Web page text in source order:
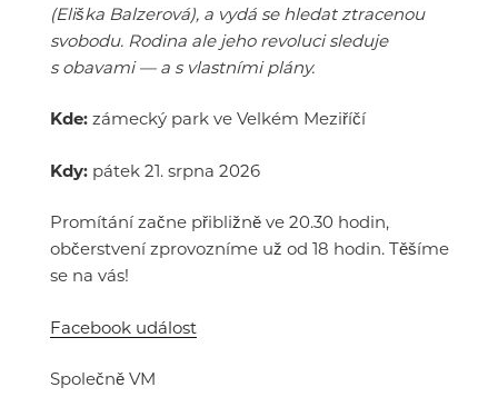
(Eliška Balzerová), a vydá se hledat ztracenou
svobodu. Rodina ale jeho revoluci sleduje
s obavami — a s vlastními plány.
Kde: zámecký park ve Velkém Meziříčí
Kdy: pátek 21. srpna 2026
Promítání začne přibližně ve 20.30 hodin,
občerstvení zprovozníme už od 18 hodin. Těšíme
se na vás!
Facebook událost
Společně VM